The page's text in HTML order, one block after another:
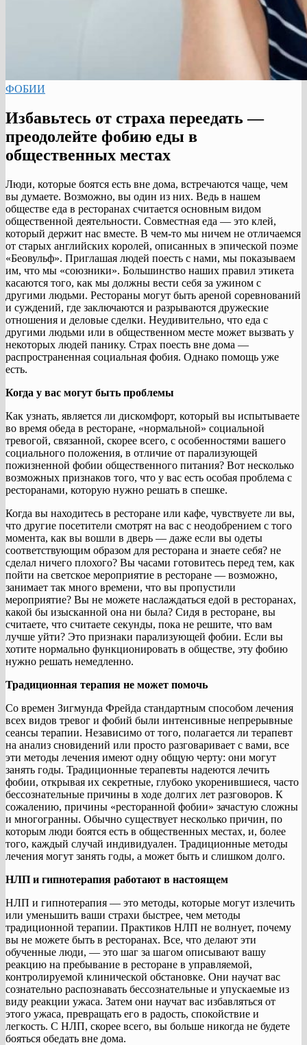
ФОБИИ
Избавьтесь от страха переедать —
преодолейте фобию еды в
общественных местах
Люди, которые боятся есть вне дома, встречаются чаще, чем
вы думаете. Возможно, вы один из них. Ведь в нашем
обществе еда в ресторанах считается основным видом
общественной деятельности. Совместная еда — это клей,
который держит нас вместе. В чем-то мы ничем не отличаемся
от старых английских королей, описанных в эпической поэме
«Беовульф». Приглашая людей поесть с нами, мы показываем
им, что мы «союзники». Большинство наших правил этикета
касаются того, как мы должны вести себя за ужином с
другими людьми. Рестораны могут быть ареной соревнований
и суждений, где заключаются и разрываются дружеские
отношения и деловые сделки. Неудивительно, что еда с
другими людьми или в общественном месте может вызвать у
некоторых людей панику. Страх поесть вне дома —
распространенная социальная фобия. Однако помощь уже
есть.
Когда у вас могут быть проблемы
Как узнать, является ли дискомфорт, который вы испытываете
во время обеда в ресторане, «нормальной» социальной
тревогой, связанной, скорее всего, с особенностями вашего
социального положения, в отличие от парализующей
пожизненной фобии общественного питания? Вот несколько
возможных признаков того, что у вас есть особая проблема с
ресторанами, которую нужно решать в спешке.
Когда вы находитесь в ресторане или кафе, чувствуете ли вы,
что другие посетители смотрят на вас с неодобрением с того
момента, как вы вошли в дверь — даже если вы одеты
соответствующим образом для ресторана и знаете себя? не
сделал ничего плохого? Вы часами готовитесь перед тем, как
пойти на светское мероприятие в ресторане — возможно,
занимает так много времени, что вы пропустили
мероприятие? Вы не можете наслаждаться едой в ресторанах,
какой бы изысканной она ни была? Сидя в ресторане, вы
считаете, что считаете секунды, пока не решите, что вам
лучше уйти? Это признаки парализующей фобии. Если вы
хотите нормально функционировать в обществе, эту фобию
нужно решать немедленно.
Традиционная терапия не может помочь
Со времен Зигмунда Фрейда стандартным способом лечения
всех видов тревог и фобий были интенсивные непрерывные
сеансы терапии. Независимо от того, полагается ли терапевт
на анализ сновидений или просто разговаривает с вами, все
эти методы лечения имеют одну общую черту: они могут
занять годы. Традиционные терапевты надеются лечить
фобии, открывая их секретные, глубоко укоренившиеся, часто
бессознательные причины в ходе долгих лет разговоров. К
сожалению, причины «ресторанной фобии» зачастую сложны
и многогранны. Обычно существует несколько причин, по
которым люди боятся есть в общественных местах, и, более
того, каждый случай индивидуален. Традиционные методы
лечения могут занять годы, а может быть и слишком долго.
НЛП и гипнотерапия работают в настоящем
НЛП и гипнотерапия — это методы, которые могут излечить
или уменьшить ваши страхи быстрее, чем методы
традиционной терапии. Практиков НЛП не волнует, почему
вы не можете быть в ресторанах. Все, что делают эти
обученные люди, — это шаг за шагом описывают вашу
реакцию на пребывание в ресторане в управляемой,
контролируемой клинической обстановке. Они научат вас
сознательно распознавать бессознательные и упускаемые из
виду реакции ужаса. Затем они научат вас избавляться от
этого ужаса, превращать его в радость, спокойствие и
легкость. С НЛП, скорее всего, вы больше никогда не будете
бояться обедать вне дома.